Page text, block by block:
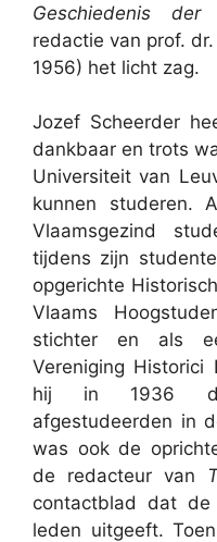
Geschiedenis der
redactie van prof.
1956) het licht zag.
Jozef Scheerder
dankbaar en trots
Universiteit van
kunnen studeren.
Vlaamsgezind
tijdens zijn
opgerichte
Vlaams
stichter en als
Vereniging Historici
hij in 1936 de
afgestudeerden in
was ook de
de redacteur van
contactblad dat
leden uitgeeft.